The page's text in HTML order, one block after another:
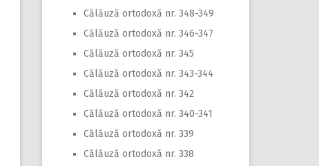
Călăuză ortodoxă nr. 348-349
Călăuză ortodoxă nr. 346-347
Călăuză ortodoxă nr. 345
Călăuză ortodoxă nr. 343-344
Călăuză ortodoxă nr. 342
Călăuză ortodoxă nr. 340-341
Călăuză ortodoxă nr. 339
Călăuză ortodoxă nr. 338